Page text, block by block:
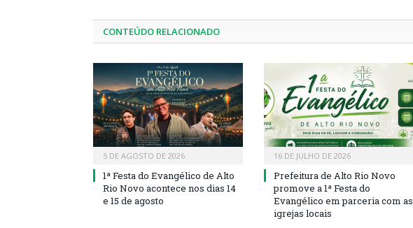
CONTEÚDO RELACIONADO
5 DE AGOSTO DE 2026
1ª Festa do Evangélico de Alto
Rio Novo acontece nos dias 14
e 15 de agosto
16 DE JULHO DE 2026
Prefeitura de Alto Rio Novo
promove a 1ª Festa do
Evangélico em parceria com as
igrejas locais